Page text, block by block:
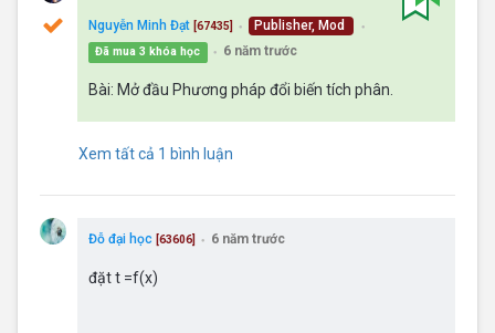
Nguyễn Minh Đạt [67435] ● Publisher, Mod ●
Đã mua 3 khóa học ● 6 năm trước
Bài: Mở đầu Phương pháp đổi biến tích phân.
Xem tất cả 1 bình luận
Đỗ đại học [63606] ● 6 năm trước
đặt t =f(x)